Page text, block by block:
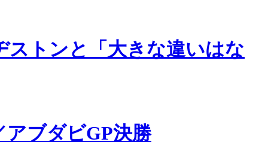
トンと「大きな違いはな
ブダビGP決勝